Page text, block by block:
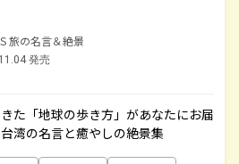
旅の名言＆絶景
発売
た「地球の歩き方」があなたにお届
湾の名言と癒やしの絶景集